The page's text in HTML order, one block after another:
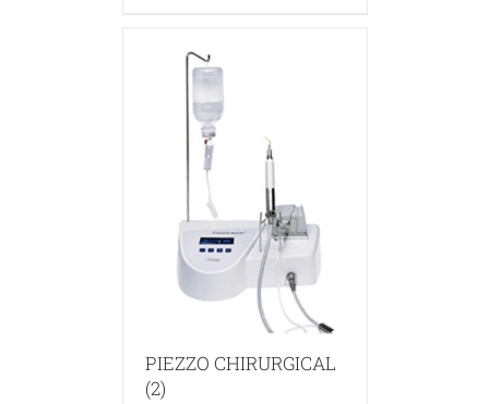
PIEZZO CHIRURGICAL
(2)